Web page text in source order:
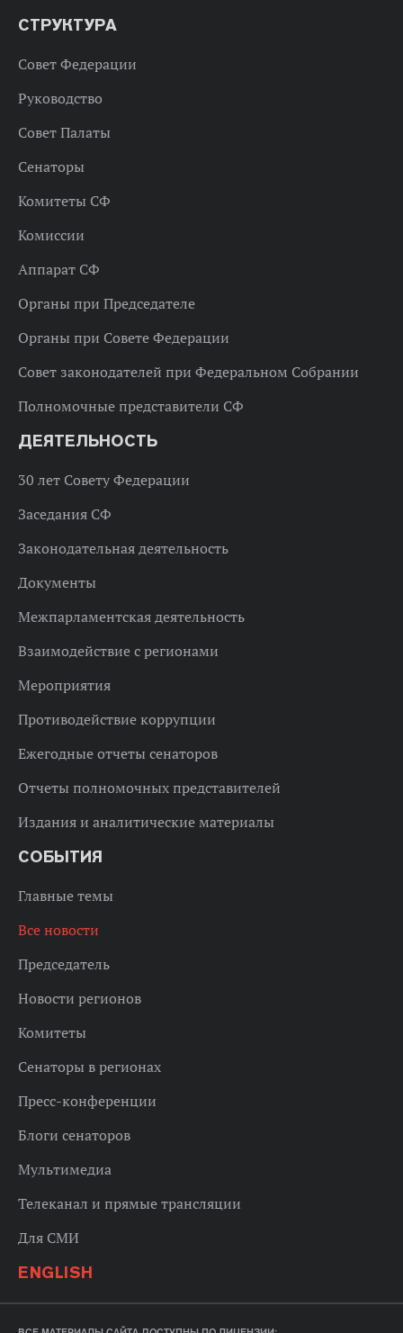
СТРУКТУРА
Совет Федерации
Руководство
Совет Палаты
Сенаторы
Комитеты СФ
Комиссии
Аппарат СФ
Органы при Председателе
Органы при Совете Федерации
Совет законодателей при Федеральном Собрании
Полномочные представители СФ
ДЕЯТЕЛЬНОСТЬ
30 лет Совету Федерации
Заседания СФ
Законодательная деятельность
Документы
Межпарламентская деятельность
Взаимодействие с регионами
Мероприятия
Противодействие коррупции
Ежегодные отчеты сенаторов
Отчеты полномочных представителей
Издания и аналитические материалы
СОБЫТИЯ
Главные темы
Все новости
Председатель
Новости регионов
Комитеты
Сенаторы в регионах
Пресс-конференции
Блоги сенаторов
Мультимедиа
Телеканал и прямые трансляции
Для СМИ
ENGLISH